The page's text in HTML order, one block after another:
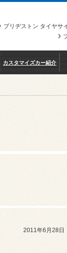
ブリヂストン タイヤサ
カスタマイズカー紹介
2011年6月28日